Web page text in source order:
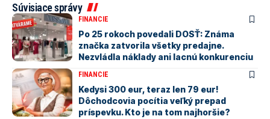
Súvisiace správy
FINANCIE
Po 25 rokoch povedali DOSŤ: Známa
značka zatvorila všetky predajne.
Nezvládla náklady ani lacnú konkurenciu
FINANCIE
Kedysi 300 eur, teraz len 79 eur!
Dôchodcovia pocítia veľký prepad
príspevku. Kto je na tom najhoršie?